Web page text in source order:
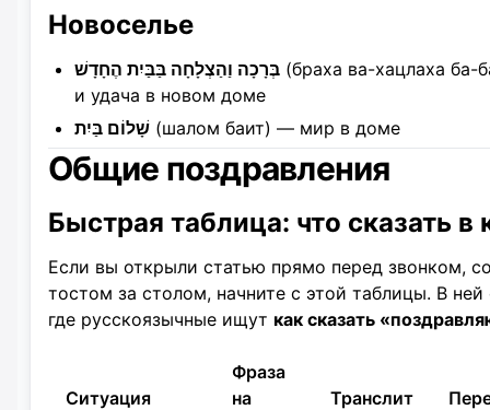
Новоселье
בְּרָכָה וַהַצְלָחָה בַּבַּיִת הֶחָדָשׁ (браха ва-хацлаха ба-
и удача в новом доме
שָׁלוֹם בַּיִת (шалом баит) — мир в доме
Общие поздравления
Быстрая таблица: что сказать в
Если вы открыли статью прямо перед звонком,
тостом за столом, начните с этой таблицы. В
где русскоязычные ищут как сказать
Ситуация
Фраза
на
Транслит